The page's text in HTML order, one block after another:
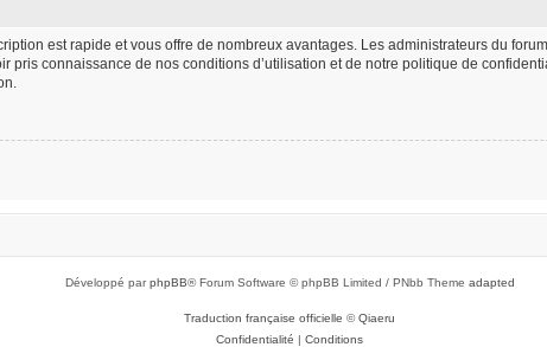
est rapide et vous offre de nombreux avantages. Les administrateurs du
pris connaissance de nos conditions d’utilisation et de notre politique de
Développé parphpBB® Forum Software © phpBB Limited / PNbb Theme adapted
Traduction française officielle ©Qiaeru
Confidentialité | Conditions